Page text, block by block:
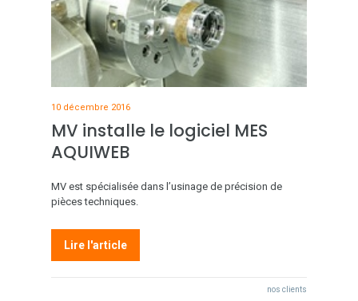
10 décembre 2016
MV installe le logiciel MES
AQUIWEB
MV est spécialisée dans l’usinage de précision de
pièces techniques.
Lire l'article
nos clients